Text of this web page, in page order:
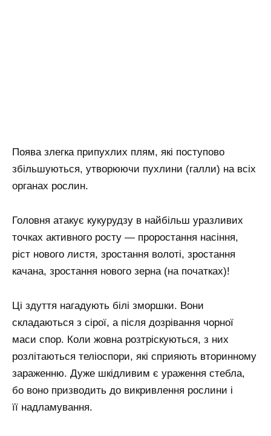
Поява злегка припухлих плям, які поступово
збільшуються, утворюючи пухлини (галли) на всіх
органах рослин.
Головня атакує кукурудзу в найбільш уразливих
точках активного росту — проростання насіння,
ріст нового листя, зростання волоті, зростання
качана, зростання нового зерна (на початках)!
Ці здуття нагадують білі зморшки. Вони
складаються з сірої, а після дозрівання чорної
маси спор. Коли жовна розтріскуються, з них
розлітаються теліоспори, які сприяють вторинному
зараженню. Дуже шкідливим є ураження стебла,
бо воно призводить до викривлення рослини і
її надламування.